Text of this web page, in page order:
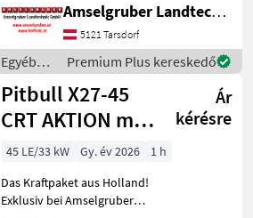
Neu im Generalvertrieb von
Amselgruber Landtechnik!
Neben unseren bekannten
Fuchs Hofladern,
Amselgruber Landtechnik GmbH
5121 Tarsdorf
Egyéb
mezőgazdasági
erőgépek
/ Pitbull
Premium Plus kereskedő
Pitbull X27-45
CRT AKTION mit
Österreichpaket
Ár
kérésre
45 LE/33 kW Gy. év 2026
1 h
Das Kraftpaket aus Holland!
Exklusiv bei Amselgruber